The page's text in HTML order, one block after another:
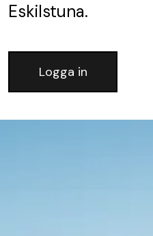
Eskilstuna.
Logga in